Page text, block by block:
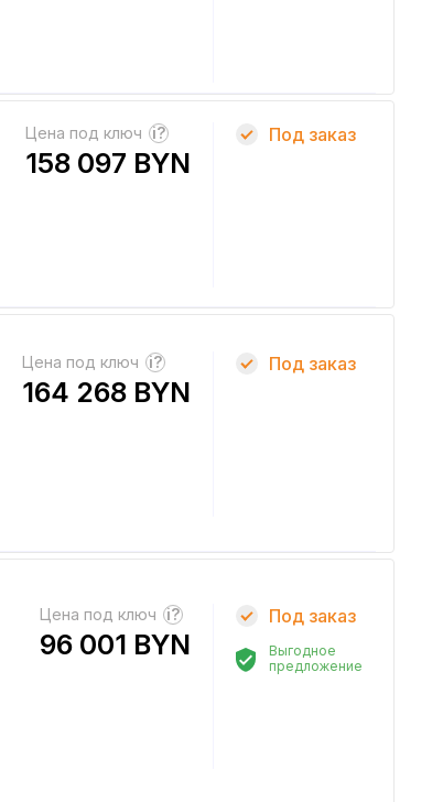
Цена под ключ ?
158 097 BYN
Под заказ
Цена под ключ ?
164 268 BYN
Под заказ
Цена под ключ ?
96 001 BYN
Под заказ
Выгодное
предложение